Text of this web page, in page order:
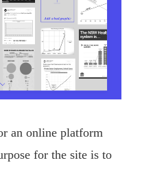
an online platform
for the site is to